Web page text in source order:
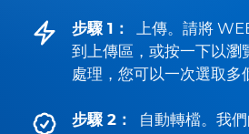
步驟 1：
上傳。請將
到上傳區，或按一下以瀏
處理，您可以一次選取多
步驟 2：
自動轉檔。我